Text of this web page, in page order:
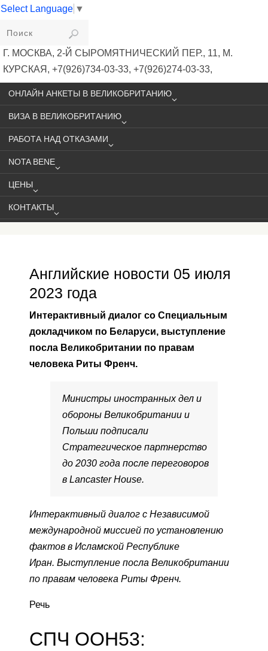
Select Language ▼
VIKIVISA
Г. МОСКВА, 2-Й СЫРОМЯТНИЧЕСКИЙ ПЕР., 11, М.
КУРСКАЯ, +7(926)734-03-33, +7(926)274-03-33,
VISA@VIKIVISA.RU
ОНЛАЙН АНКЕТЫ В ВЕЛИКОБРИТАНИЮ
ВИЗА В ВЕЛИКОБРИТАНИЮ
РАБОТА НАД ОТКАЗАМИ
NOTA BENE
ЦЕНЫ
КОНТАКТЫ
Английские новости 05 июля
2023 года
Интерактивный диалог со Специальным
докладчиком по Беларуси, выступление
посла Великобритании по правам
человека Риты Френч.
Министры иностранных дел и
обороны Великобритании и
Польши подписали
Стратегическое партнерство
до 2030 года после переговоров
в Lancaster House.
Интерактивный диалог с Независимой
международной миссией по установлению
фактов в Исламской Республике
Иран. Выступление посла Великобритании
по правам человека Риты Френч.
Речь
СПЧ ООН53: